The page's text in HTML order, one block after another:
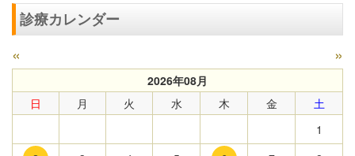
診療カレンダー
« »
2026年08月
日
月 火 水 木 金
土
1